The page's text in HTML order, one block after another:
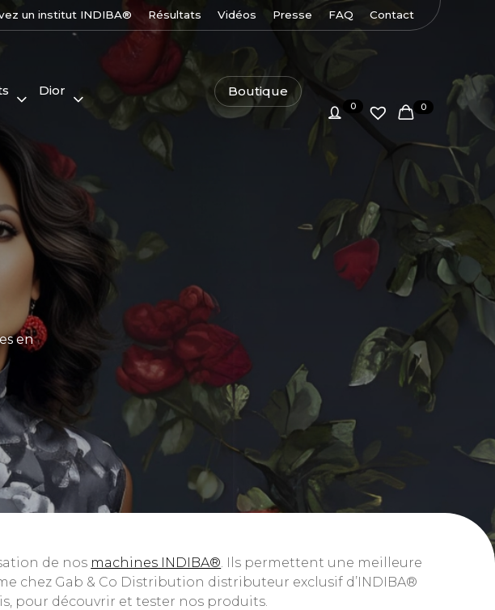
un institut INDIBA® Résultats Vidéos Presse FAQ Contact
Dior Boutique
0 0
en
de nos machines INDIBA®. Ils permettent une meilleure
chez Gab & Co Distribution distributeur exclusif d’INDIBA®
pour découvrir et tester nos produits.